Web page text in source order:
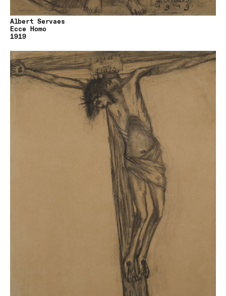
Albert Servaes
Ecce Homo
1919